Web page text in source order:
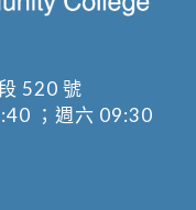
520 號
；週六 09:30